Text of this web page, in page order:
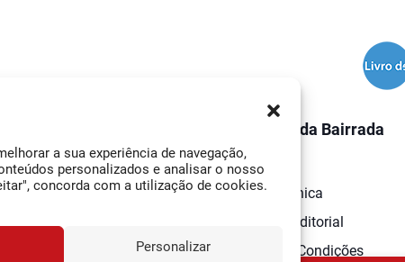
a sua experiência de navegação,
personalizados e analisar o nosso
concorda com a utilização de cookies.
Personalizar
Facebook
Instagram
YouTube
O Jornal da Bairrada
Contactos
Ficha Técnica
Estatuto Editorial
Termos e Condições